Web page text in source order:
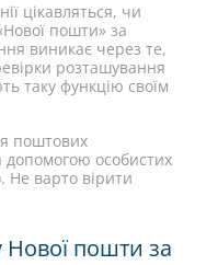
цікавляться, чи
пошти» за
виникає через те,
розташування
таку функцію своїм
поштових
допомогою особистих
варто вірити
Нової пошти за